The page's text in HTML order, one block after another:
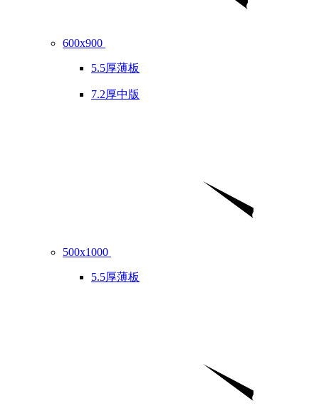
600x900
5.5厚薄板
7.2厚中版
500x1000
5.5厚薄板